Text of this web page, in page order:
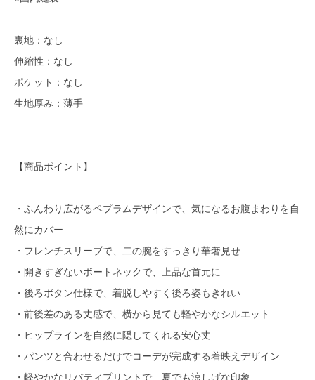
---------------------------------
裏地：なし
伸縮性：なし
ポケット：なし
生地厚み：薄手
【商品ポイント】
・ふんわり広がるペプラムデザインで、気になるお腹まわりを自
然にカバー
・フレンチスリーブで、二の腕をすっきり華奢見せ
・開きすぎないボートネックで、上品な首元に
・後ろボタン仕様で、着脱しやすく後ろ姿もきれい
・前後差のある丈感で、横から見ても軽やかなシルエット
・ヒップラインを自然に隠してくれる安心丈
・パンツと合わせるだけでコーデが完成する着映えデザイン
・軽やかなリバティプリントで、夏でも涼しげな印象